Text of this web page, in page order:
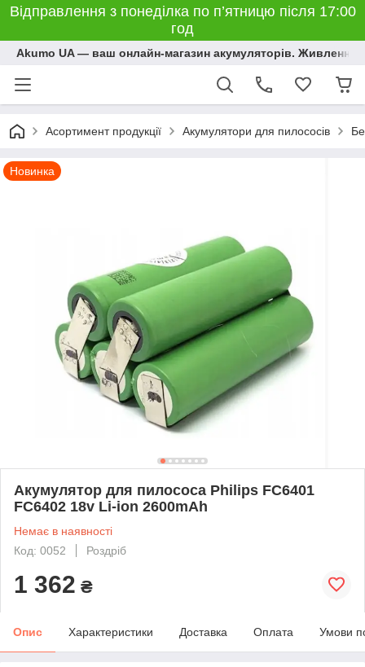
Відправлення з понеділка по п’ятницю після 17:00
год
Akumo UA — ваш онлайн-магазин акумуляторів. Живлення,
Асортимент продукції Акумулятори для пилососів
Новинка
Акумулятор для пилососа Philips FC6401
FC6402 18v Li-ion 2600mAh
Немає в наявності
Код: 0052
Роздріб
1 362 ₴
Опис Характеристики Доставка Оплата Умови